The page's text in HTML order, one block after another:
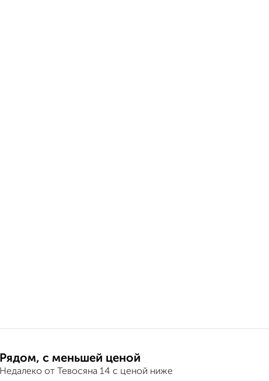
Рядом, с меньшей ценой
Недалеко от Тевосяна 14 с ценой ниже